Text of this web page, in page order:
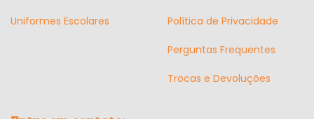
Uniformes Escolares Política de Privacidade
Perguntas Frequentes
Trocas e Devoluções